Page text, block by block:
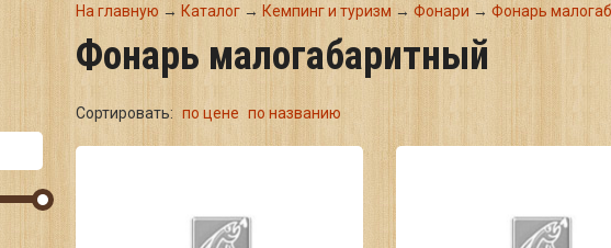
На главную → Каталог→ Кемпинг и туризм → Фонари → Фонарь
Фонарь малогабаритный
Сортировать: по цене по названию